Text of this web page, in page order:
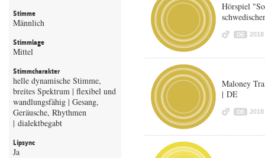
Stimme
Männlich
Stimmlage
Mittel
Stimmcharakter
helle dynamische Stimme,
breites Spektrum | flexibel und
wandlungsfähig | Gesang,
Geräusche, Rhythmen
| dialektbegabt
Lipsync
Ja
Hörspiel
DE 2018
Maloney
| DE
DE 2018